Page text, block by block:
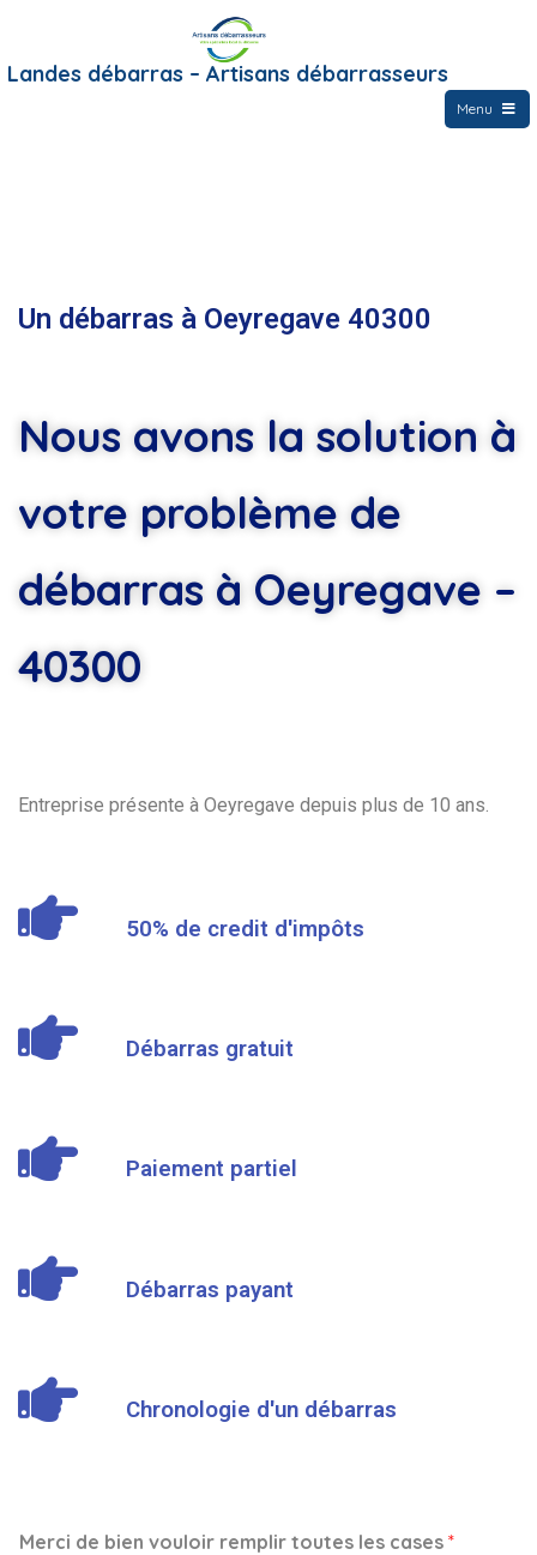
Landes débarras – Artisans débarrasseurs
Menu
Un débarras à Oeyregave 40300
Nous avons la solution à
votre problème de
débarras à Oeyregave –
40300
Entreprise présente à Oeyregave depuis plus de 10 ans.
50% de credit d'impôts
Débarras gratuit
Paiement partiel
Débarras payant
Chronologie d'un débarras
Merci de bien vouloir remplir toutes les cases *